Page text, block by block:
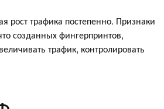
рост трафика постепенно. Признаки
созданных фингерпринтов,
трафик, контролировать